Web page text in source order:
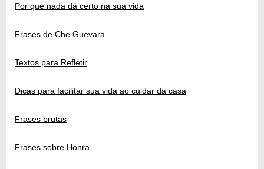
Por que nada dá certo na sua vida
Frases de Che Guevara
Textos para Refletir
Dicas para facilitar sua vida ao cuidar da casa
Frases brutas
Frases sobre Honra